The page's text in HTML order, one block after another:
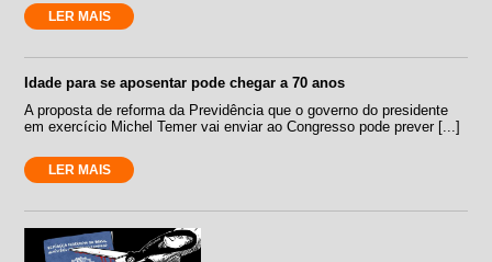
LER MAIS
Idade para se aposentar pode chegar a 70 anos
A proposta de reforma da Previdência que o governo do presidente
em exercício Michel Temer vai enviar ao Congresso pode prever [...]
LER MAIS